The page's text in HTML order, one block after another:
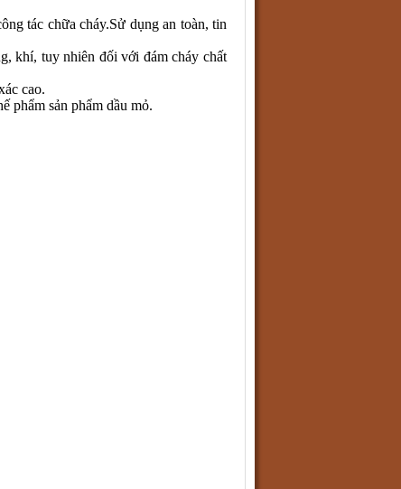
tác chữa cháy.Sử dụng an toàn, tin
khí, tuy nhiên đối với đám cháy chất
cao.
phẩm sản phẩm dầu mỏ.